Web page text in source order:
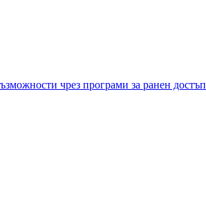
чрез програми за ранен достъп